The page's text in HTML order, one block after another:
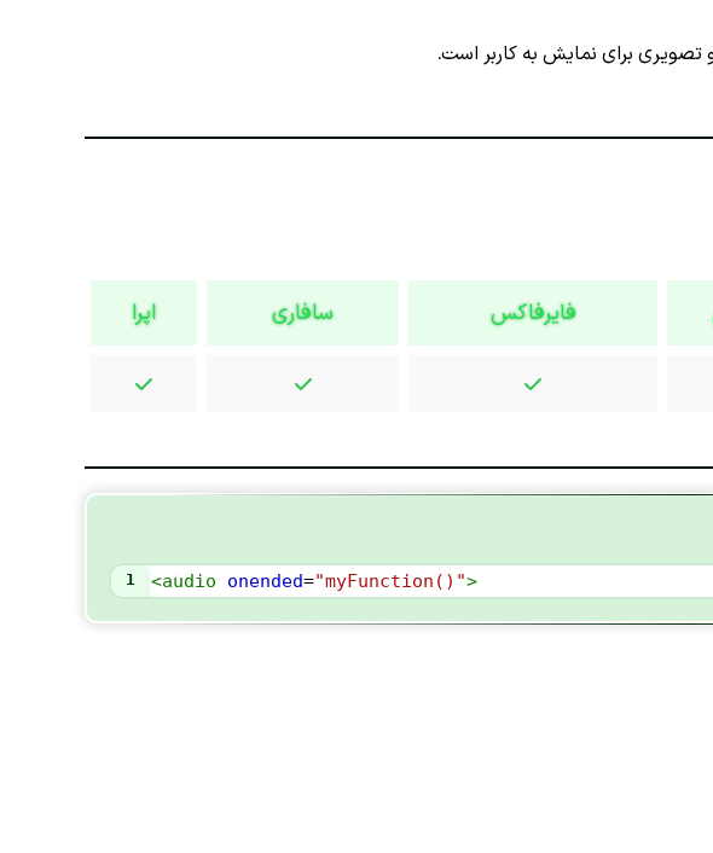
برای نمایش به کاربر است.
فایرفاکس سافاری اپرا
1 <audio onended="myFunction()">